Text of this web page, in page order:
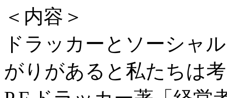
＜内容＞
ドラッカーとソーシャ
がりがあると私たちは